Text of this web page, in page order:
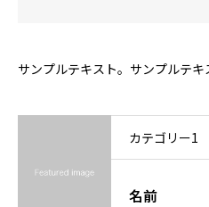
サンプルテキスト。サンプルテキ
名前
カテゴリー1